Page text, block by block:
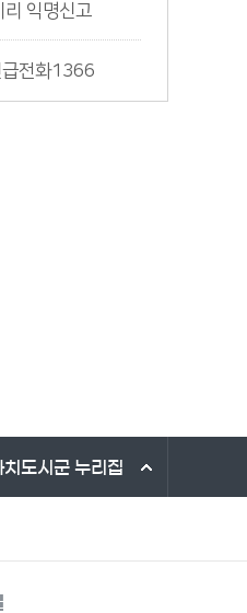
리 익명신고
급전화1366
치도시군 누리집